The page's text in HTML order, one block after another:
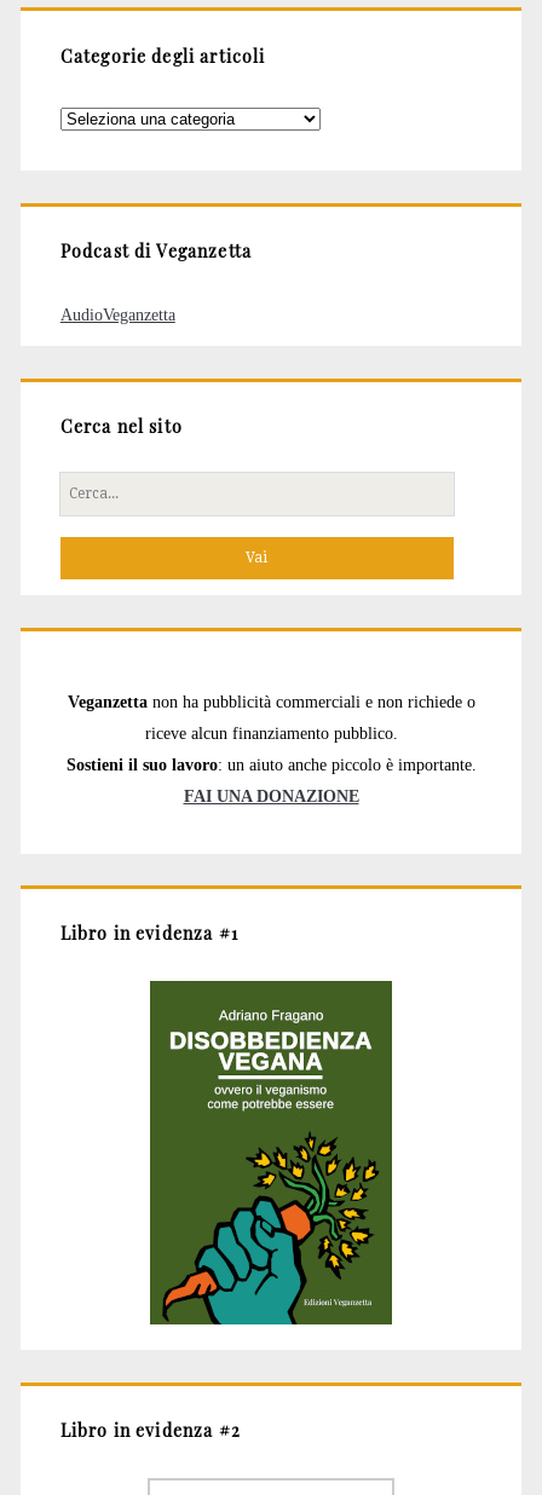
Categorie degli articoli
Categorie
Podcast di Veganzetta
AudioVeganzetta
Cerca nel sito
Cerca
per:
Veganzetta non ha pubblicità commerciali e non richiede o
riceve alcun finanziamento pubblico.
Sostieni il suo lavoro: un aiuto anche piccolo è importante.
FAI UNA DONAZIONE
Libro in evidenza #1
Libro in evidenza #2